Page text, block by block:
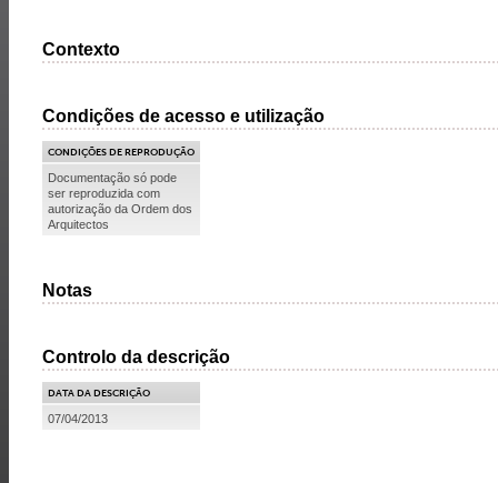
Contexto
Condições de acesso e utilização
CONDIÇÕES DE REPRODUÇÃO
Documentação só pode
ser reproduzida com
autorização da Ordem dos
Arquitectos
Notas
Controlo da descrição
DATA DA DESCRIÇÃO
07/04/2013